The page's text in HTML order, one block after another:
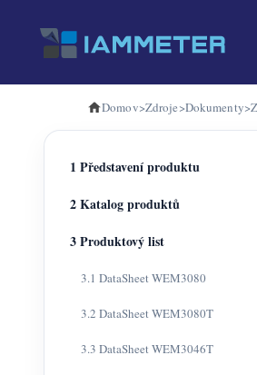
Domov>Zdroje>Dokumenty>
1 Představení produktu
2 Katalog produktů
3 Produktový list
3.1 DataSheet WEM3080
3.2 DataSheet WEM3080T
3.3 DataSheet WEM3046T